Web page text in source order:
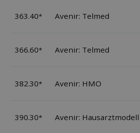
363.40* Avenir: Telmed
366.60* Avenir: Telmed
382.30* Avenir: HMO
390.30* Avenir: Hausarztmodell